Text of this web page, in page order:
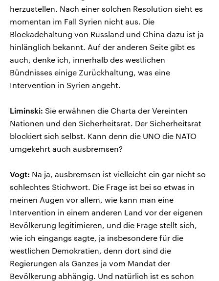
herzustellen. Nach einer solchen Resolution sieht es
momentan im Fall Syrien nicht aus. Die
Blockadehaltung von Russland und China dazu ist ja
hinlänglich bekannt. Auf der anderen Seite gibt es
auch, denke ich, innerhalb des westlichen
Bündnisses einige Zurückhaltung, was eine
Intervention in Syrien angeht.
Liminski: Sie erwähnen die Charta der Vereinten
Nationen und den Sicherheitsrat. Der Sicherheitsrat
blockiert sich selbst. Kann denn die UNO die NATO
umgekehrt auch ausbremsen?
Vogt: Na ja, ausbremsen ist vielleicht ein gar nicht so
schlechtes Stichwort. Die Frage ist bei so etwas in
meinen Augen vor allem, wie kann man eine
Intervention in einem anderen Land vor der eigenen
Bevölkerung legitimieren, und die Frage stellt sich,
wie ich eingangs sagte, ja insbesondere für die
westlichen Demokratien, denn dort sind die
Regierungen als Ganzes ja vom Mandat der
Bevölkerung abhängig. Und natürlich ist es schon